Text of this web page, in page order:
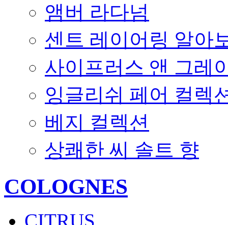
앰버 라다넘
센트 레이어링 알아
사이프러스 앤 그레
잉글리쉬 페어 컬렉
베지 컬렉션
상쾌한 씨 솔트 향
COLOGNES
CITRUS